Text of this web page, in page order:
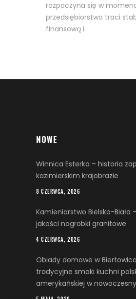
rozpoczyna się w
przedsiębiorstwo traci
finansową i
NOWE
Winnica Esterka – historia
kazimierskim krajobrazie
8 CZERWCA, 2026
Kamieniarstwo Bielsko-Biała
jakości nagrobki granitowe
4 CZERWCA, 2026
Obiady domowe w
tradycyjne smaki kuchni
amerykańskiej w